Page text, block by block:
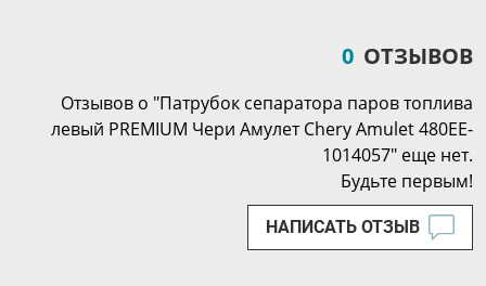
0 ОТЗЫВОВ
Отзывов о "Патрубок сепаратора паров топлива
левый PREMIUM Чери Амулет Chery Amulet 480EE-
1014057" еще нет.
Будьте первым!
НАПИСАТЬ ОТЗЫВ